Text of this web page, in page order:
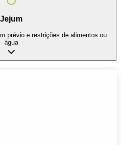
Jejum
prévio e restrições de alimentos ou
água